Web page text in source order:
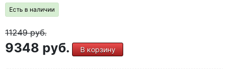
Есть в наличии
11249руб.
9348 руб. В корзину